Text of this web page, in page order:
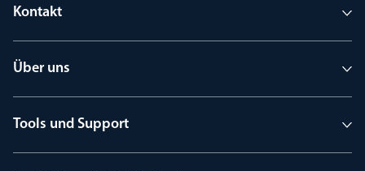
Kontakt
Über uns
Tools und Support